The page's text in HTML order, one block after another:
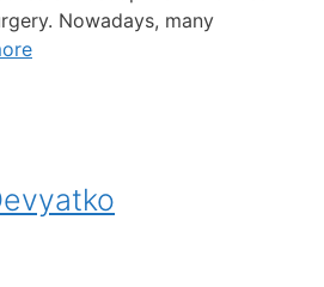
Nowadays, many